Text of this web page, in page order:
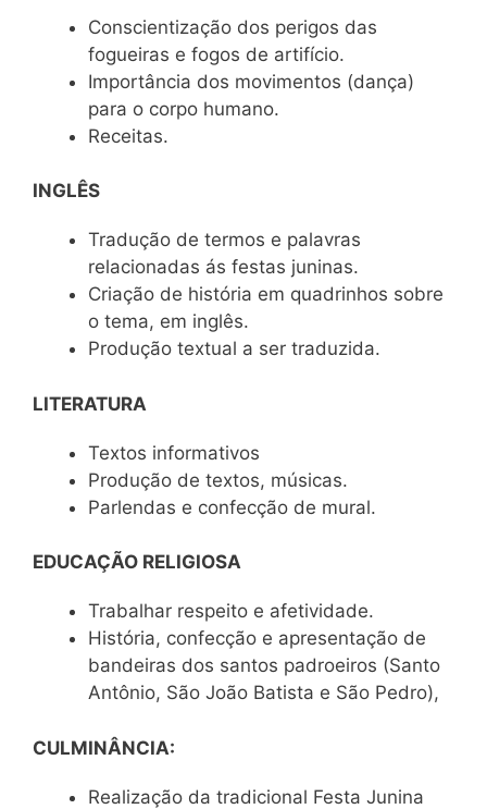
Conscientização dos perigos das
fogueiras e fogos de artifício.
Importância dos movimentos (dança)
para o corpo humano.
Receitas.
INGLÊS
Tradução de termos e palavras
relacionadas ás festas juninas.
Criação de história em quadrinhos sobre
o tema, em inglês.
Produção textual a ser traduzida.
LITERATURA
Textos informativos
Produção de textos, músicas.
Parlendas e confecção de mural.
EDUCAÇÃO RELIGIOSA
Trabalhar respeito e afetividade.
História, confecção e apresentação de
bandeiras dos santos padroeiros (Santo
Antônio, São João Batista e São Pedro),
CULMINÂNCIA:
Realização da tradicional Festa Junina